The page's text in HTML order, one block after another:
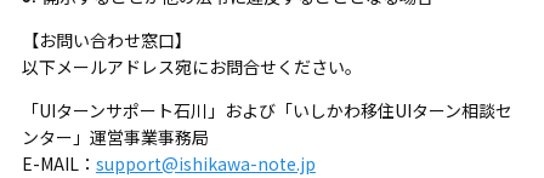
【お問い合わせ窓口】
以下メールアドレス宛にお問合せください。
「UIターンサポート石川」および「いしかわ移住UIターン相談セ
ンター」運営事業事務局
E-MAIL： support@ishikawa-note.jp